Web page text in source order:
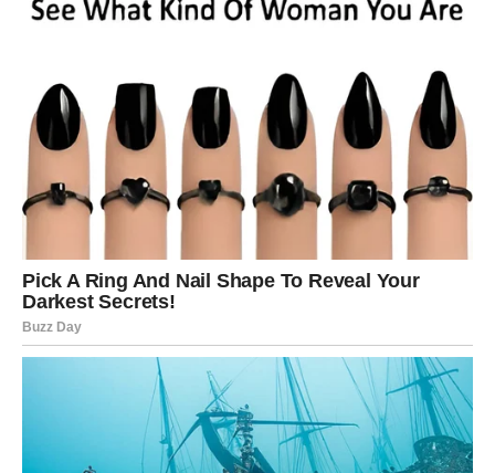
VAGA – HARMONIJA POSLE
BURNE FAZE
Za Vage je ovo sezona vraćanja balansa. Ako je bilo
nesporazuma ili konflikta, sada dolazi razumevanje. U
ljubavi, moguće je pomirenje ili ulazak u ozbiljnu vezu.
Vaša čarolija je u tome što učite da postavite granice bez
gubitka elegancije.
ŠKORPIJA – TRANSFORMACIJA
KOJA OSLOBAĐA